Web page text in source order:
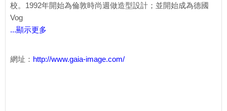
校。1992年開始為倫敦時尚週做造型設計；並開始成為德國
Vog
...顯示更多
網址： http://www.gaia-image.com/